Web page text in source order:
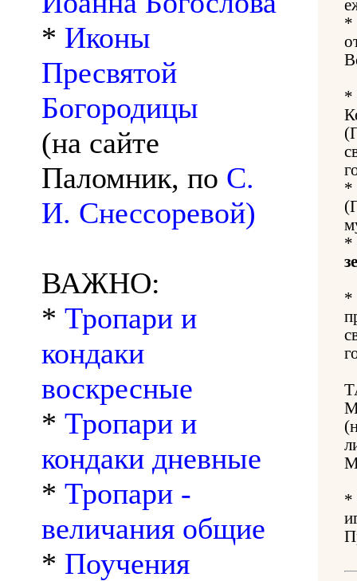
* Иконы
Пресвятой
Богородицы
(на сайте
Паломник, по С.
И. Снессоревой)
ВАЖНО:
* Тропари и
кондаки
воскресные
* Тропари и
кондаки дневные
* Тропари -
величания общие
* Поучения
*
*
*
*
*
*